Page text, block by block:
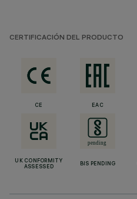
CERTIFICACIÓN DEL PRODUCTO
CE EAC
UK CONFORMITY
ASSESSED
BIS PENDING